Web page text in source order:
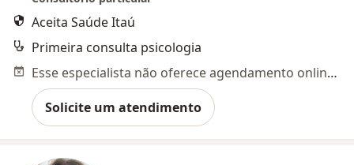
Aceita Saúde Itaú
Primeira consulta psicologia
Esse especialista não oferece agendamento online para esse endereço.
Solicite um atendimento